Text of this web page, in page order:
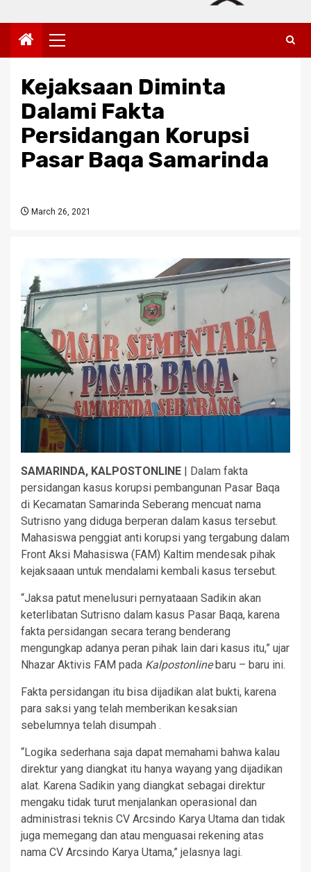
Primary
Menu
Kejaksaan Diminta
Dalami Fakta
Persidangan Korupsi
Pasar Baqa Samarinda
March 26, 2021
SAMARINDA, KALPOSTONLINE | Dalam fakta
persidangan kasus korupsi pembangunan Pasar Baqa
di Kecamatan Samarinda Seberang mencuat nama
Sutrisno yang diduga berperan dalam kasus tersebut.
Mahasiswa penggiat anti korupsi yang tergabung dalam
Front Aksi Mahasiswa (FAM) Kaltim mendesak pihak
kejaksaaan untuk mendalami kembali kasus tersebut.
“Jaksa patut menelusuri pernyataaan Sadikin akan
keterlibatan Sutrisno dalam kasus Pasar Baqa, karena
fakta persidangan secara terang benderang
mengungkap adanya peran pihak lain dari kasus itu,” ujar
Nhazar Aktivis FAM pada Kalpostonlinebaru – baru ini.
Fakta persidangan itu bisa dijadikan alat bukti, karena
para saksi yang telah memberikan kesaksian
sebelumnya telah disumpah .
“Logika sederhana saja dapat memahami bahwa kalau
direktur yang diangkat itu hanya wayang yang dijadikan
alat. Karena Sadikin yang diangkat sebagai direktur
mengaku tidak turut menjalankan operasional dan
administrasi teknis CV Arcsindo Karya Utama dan tidak
juga memegang dan atau menguasai rekening atas
nama CV Arcsindo Karya Utama,” jelasnya lagi.